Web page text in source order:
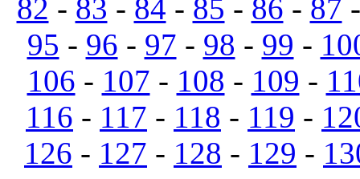
82 - 83 - 84 - 85 - 86 - 87
95 - 96 - 97 - 98 - 99 -
106 - 107 - 108 - 109 -
116 - 117 - 118 - 119 -
126 - 127 - 128 - 129 -